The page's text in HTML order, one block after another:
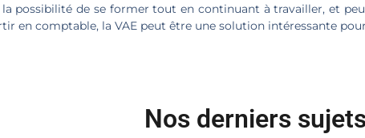
possibilité de se former tout en continuant à travailler, et
en comptable, la VAE peut être une solution intéressante
Nos derniers